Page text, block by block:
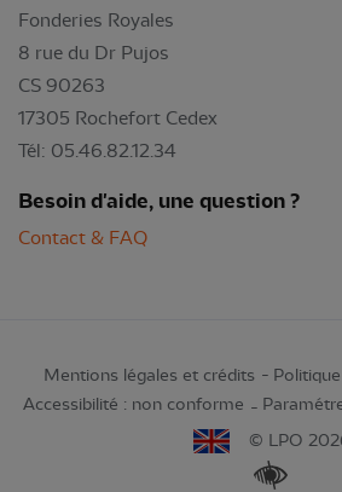
Fonderies Royales
8 rue du Dr Pujos
CS 90263
17305 Rochefort Cedex
Tél: 05.46.82.12.34
Besoin d'aide, une question ?
Contact & FAQ
Mentions légales et crédits
Accessibilité : non conforme
© LPO